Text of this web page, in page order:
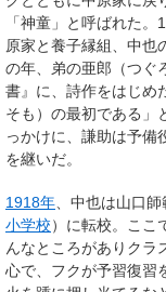
「神童」と呼ばれた
原家と養子縁組、中也
の年、弟の亜郎（つぐ
書』に、詩作をはじめ
そも）の最初である」
っかけに、謙助は予備
を継いだ。
1918年 、中也は山口
小学校）に転校。ここ
んなところがありクラ
心で、フクが予習復習